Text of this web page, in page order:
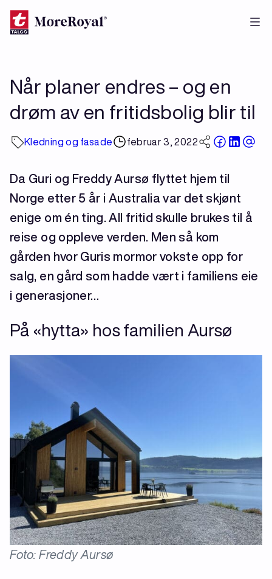
Hopp
Når planer endres – og en
drøm av en fritidsbolig blir til
Kledning og fasade februar 3, 2022
Da Guri og Freddy Aursø flyttet hjem til
Norge etter 5 år i Australia var det skjønt
enige om én ting. All fritid skulle brukes til å
reise og oppleve verden. Men så kom
gården hvor Guris mormor vokste opp for
salg, en gård som hadde vært i familiens eie
i generasjoner…
På «hytta» hos familien Aursø
Foto: Freddy Aursø